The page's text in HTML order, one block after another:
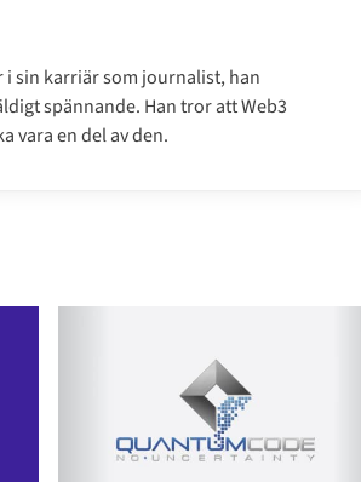
sin karriär som journalist, han
spännande. Han tror att Web3
vara en del av den.